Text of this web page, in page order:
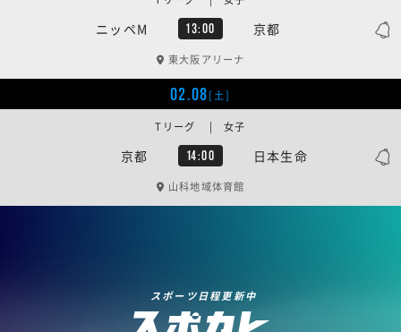
ニッペM 13:00 京都
東大阪アリーナ
02.08[土]
京都 14:00 日本生命
Tリーグ | 女子
山科地域体育館
スポーツ日程更新中